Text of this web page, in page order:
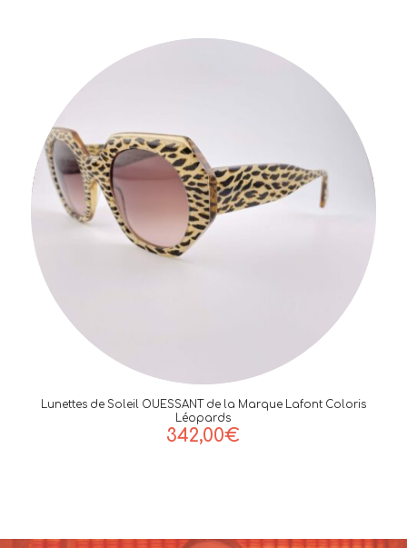
Lunettes de Soleil OUESSANT de la Marque Lafont Coloris
Léopards
342,00€